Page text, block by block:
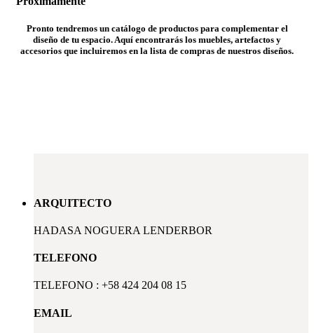
Pronto tendremos un catálogo de productos para complementar el
diseño de tu espacio. Aquí encontrarás los muebles, artefactos y
accesorios que incluiremos en la lista de compras de nuestros diseños.
ARQUITECTO
HADASA NOGUERA LENDERBOR
TELEFONO
TELEFONO : +58 424 204 08 15
EMAIL